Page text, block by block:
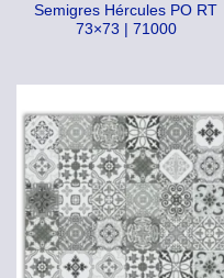
Semigres Hércules PO RT
73×73 | 71000